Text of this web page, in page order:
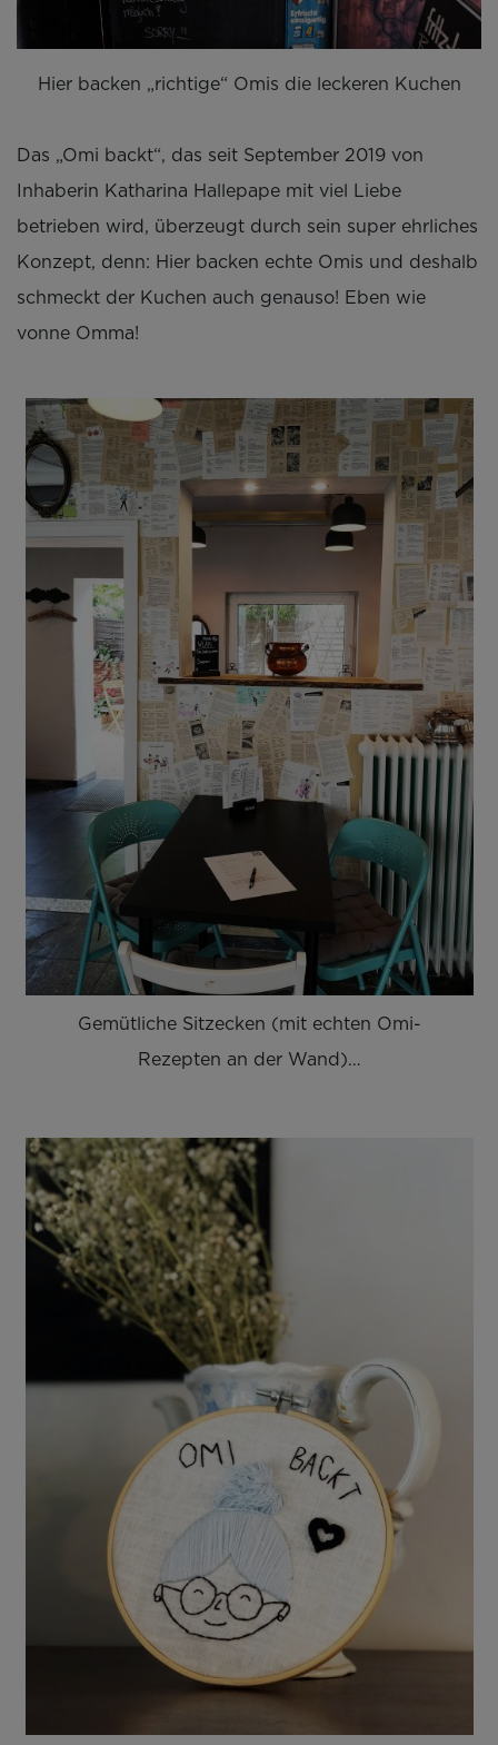
Hier backen „richtige“ Omis die leckeren Kuchen
Das „Omi backt“, das seit September 2019 von
Inhaberin Katharina Hallepape mit viel Liebe
betrieben wird, überzeugt durch sein super ehrliches
Konzept, denn: Hier backen echte Omis und deshalb
schmeckt der Kuchen auch genauso! Eben wie
vonne Omma!
Gemütliche Sitzecken (mit echten Omi-
Rezepten an der Wand)…